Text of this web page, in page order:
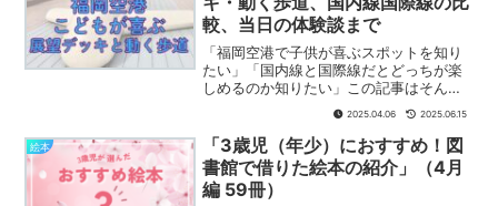
較、当日の体験談まで
「福岡空港で子供が喜ぶスポットを知り
たい」「国内線と国際線だとどっちが楽
しめるのか知りたい」この記事はそんな
方に向けて書いています。まだ福岡空港
に遊びに行くというイメージがない方で
も分かりやすいように、写真多めで記事
にしてみました。
2025.04.06 2025.06.15
絵本
「3歳児（年少）におすすめ！図
書館で借りた絵本の紹介」（4月
編 59冊）